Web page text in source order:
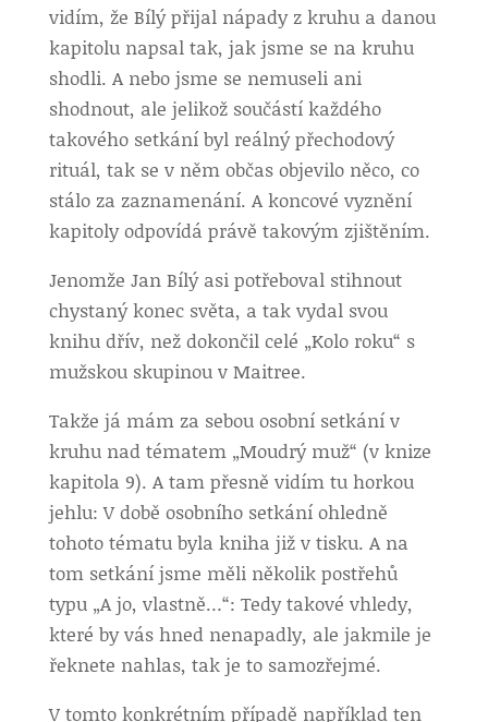
vidím, že Bílý přijal nápady z kruhu a danou
kapitolu napsal tak, jak jsme se na kruhu
shodli. A nebo jsme se nemuseli ani
shodnout, ale jelikož součástí každého
takového setkání byl reálný přechodový
rituál, tak se v něm občas objevilo něco, co
stálo za zaznamenání. A koncové vyznění
kapitoly odpovídá právě takovým zjištěním.
Jenomže Jan Bílý asi potřeboval stihnout
chystaný konec světa, a tak vydal svou
knihu dřív, než dokončil celé „Kolo roku“ s
mužskou skupinou v Maitree.
Takže já mám za sebou osobní setkání v
kruhu nad tématem „Moudrý muž“ (v knize
kapitola 9). A tam přesně vidím tu horkou
jehlu: V době osobního setkání ohledně
tohoto tématu byla kniha již v tisku. A na
tom setkání jsme měli několik postřehů
typu „A jo, vlastně…“: Tedy takové vhledy,
které by vás hned nenapadly, ale jakmile je
řeknete nahlas, tak je to samozřejmé.
V tomto konkrétním případě například ten